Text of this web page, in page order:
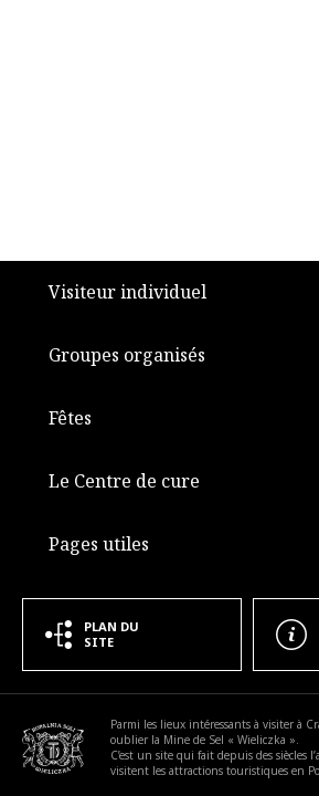
a11y.footer
Visiteur individuel
Groupes organisés
Fêtes
Le Centre de cure
Pages utiles
Parmi les lieux intéressants à visiter à
oublier la Mine de Sel « Wieliczka ».
C’est un site qui fait depuis des siècles
visitent les attractions touristiques en
a11y.footer_extra
PLAN DU
SITE